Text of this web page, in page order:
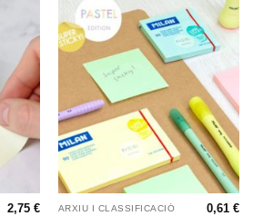
2,75€ ARXIU I CLASSIFICACIÓ 0,61€